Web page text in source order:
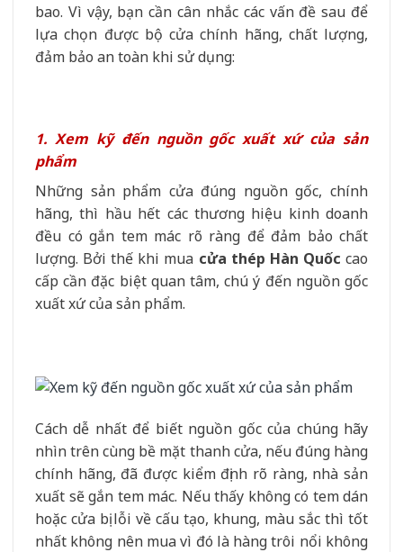
bao. Vì vậy, bạn cần cân nhắc các vấn đề sau để
lựa chọn được bộ cửa chính hãng, chất lượng,
đảm bảo an toàn khi sử dụng:
1. Xem kỹ đến nguồn gốc xuất xứ của sản
phẩm
Những sản phẩm cửa đúng nguồn gốc, chính
hãng, thì hầu hết các thương hiệu kinh doanh
đều có gắn tem mác rõ ràng để đảm bảo chất
lượng. Bởi thế khi mua cửa thép Hàn Quốc cao
cấp cần đặc biệt quan tâm, chú ý đến nguồn gốc
xuất xứ của sản phẩm.
Cách dễ nhất để biết nguồn gốc của chúng hãy
nhìn trên cùng bề mặt thanh cửa, nếu đúng hàng
chính hãng, đã được kiểm định rõ ràng, nhà sản
xuất sẽ gắn tem mác. Nếu thấy không có tem dán
hoặc cửa bị lỗi về cấu tạo, khung, màu sắc thì tốt
nhất không nên mua vì đó là hàng trôi nổi không